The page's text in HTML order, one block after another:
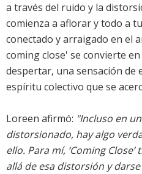
a través del ruido y la
comienza a aflorar y todo a
conectado y arraigado en el
coming close' se convierte
despertar, una sensación de
espíritu colectivo que se
Loreen afirmó: "Incluso en
distorsionado, hay algo
ello. Para mí, ‘Coming
allá de esa distorsión y